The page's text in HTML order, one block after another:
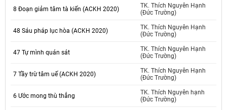
8 Đoạn giảm tâm tà kiến (ACKH 2020)
TK. Thích Nguyên Hạnh
(Đức Trường)
48 Sáu pháp lục hòa (ACKH 2020)
TK. Thích Nguyên Hạnh
(Đức Trường)
47 Tự mình quán sát
TK. Thích Nguyên Hạnh
(Đức Trường)
7 Tầy trừ tâm uế (ACKH 2020)
TK. Thích Nguyên Hạnh
(Đức Trường)
6 Ước mong thù thắng
TK. Thích Nguyên hạnh
(Đức Trường)